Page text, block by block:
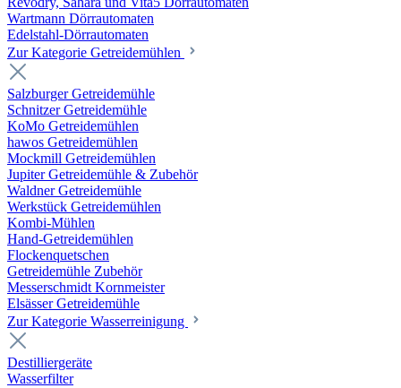
Wartmann Dörrautomaten
Edelstahl-Dörrautomaten
Zur Kategorie Getreidemühlen
Salzburger Getreidemühle
Schnitzer Getreidemühle
KoMo Getreidemühlen
hawos Getreidemühlen
Mockmill Getreidemühlen
Jupiter Getreidemühle & Zubehör
Waldner Getreidemühle
Werkstück Getreidemühlen
Kombi-Mühlen
Hand-Getreidemühlen
Flockenquetschen
Getreidemühle Zubehör
Messerschmidt Kornmeister
Elsässer Getreidemühle
Zur Kategorie Wasserreinigung
Destilliergeräte
Wasserfilter